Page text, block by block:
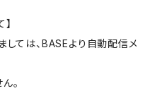
しては、BASEより自動配信メ
。